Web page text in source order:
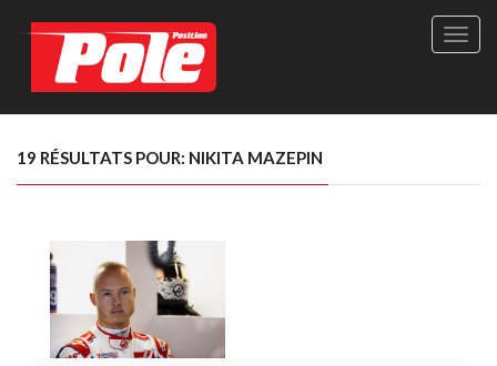
Site
Le
19 RÉSULTATS POUR: NIKITA MAZEPIN